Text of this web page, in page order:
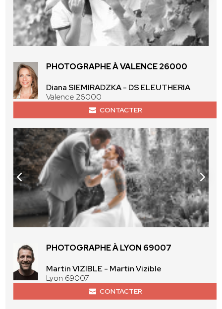
PHOTOGRAPHE À VALENCE 26000
Diana SIEMIRADZKA - DS ELEUTHERIA
Valence 26000
CONTACTER
PHOTOGRAPHE À LYON 69007
Martin VIZIBLE - Martin Vizible
Lyon 69007
CONTACTER